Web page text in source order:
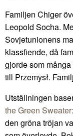
Familjen Chiger
Leopold Socha.
Sovjetunionens
klassfiende, då
gjorde som
till Przemysł.
Utställningen
the Green
den gröna tröjan